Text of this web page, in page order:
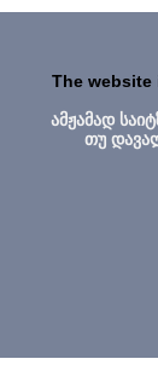
The
ამჟამად
თუ